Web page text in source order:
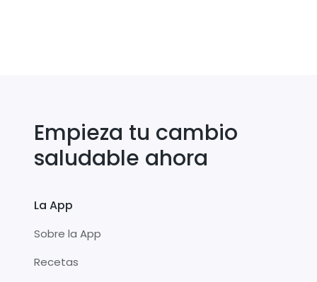
Empieza tu cambio
saludable ahora
La App
Sobre la App
Recetas